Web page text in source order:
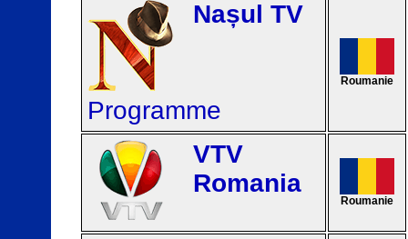
Nașul TV
Programme
Roumanie
VTV
Romania
Roumanie